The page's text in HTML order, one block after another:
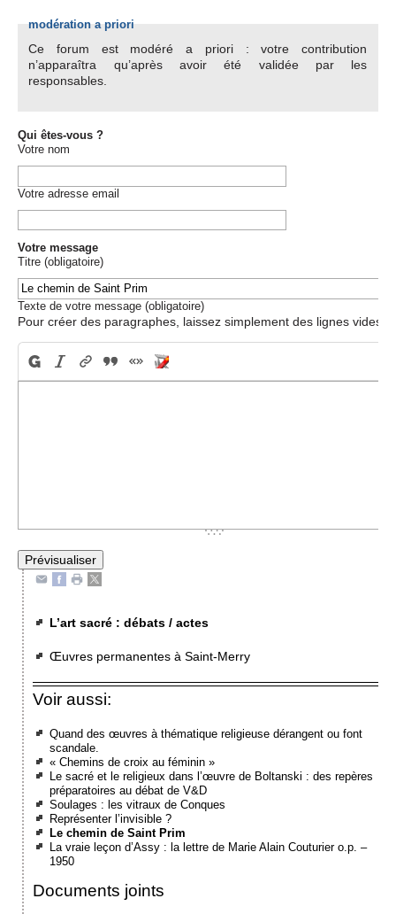
modération a priori
Ce forum est modéré a priori : votre contribution
n’apparaîtra qu’après avoir été validée par les
responsables.
Qui êtes-vous ?
Votre nom
Votre adresse email
Votre message
Titre (obligatoire)
Texte de votre message (obligatoire)
Pour créer des paragraphes, laissez simplement des lignes vides.
L’art sacré : débats / actes
Œuvres permanentes à Saint-Merry
Voir aussi:
Quand des œuvres à thématique religieuse dérangent ou font
scandale.
« Chemins de croix au féminin »
Le sacré et le religieux dans l’œuvre de Boltanski : des repères
préparatoires au débat de V&D
Soulages : les vitraux de Conques
Représenter l’invisible ?
Le chemin de Saint Prim
La vraie leçon d’Assy : la lettre de Marie Alain Couturier o.p. –
1950
Documents joints